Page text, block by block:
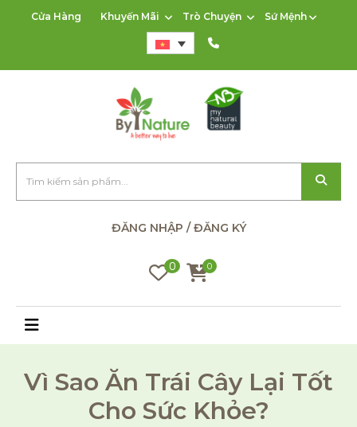
Cửa Hàng Khuyến Mãi Trò Chuyện Sứ Mệnh
ĐĂNG NHẬP / ĐĂNG KÝ
0 0
Vì Sao Ăn Trái Cây Lại Tốt
Cho Sức Khỏe?